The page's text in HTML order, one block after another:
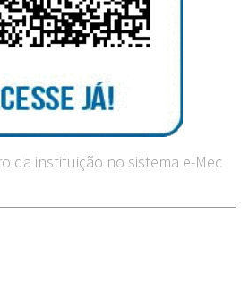
da instituição no sistema e-Mec